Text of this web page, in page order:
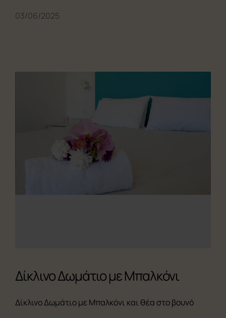
03/06/2025
Δίκλινο Δωμάτιο με Μπαλκόνι
Δίκλινο Δωμάτιο με Μπαλκόνι και θέα στο βουνό